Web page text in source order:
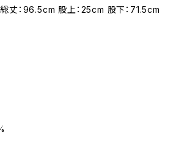
丈：96.5cm 股上：25cm 股下：71.5cm